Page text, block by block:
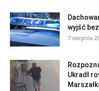
wyjść
7 sierpnia
Ukradł